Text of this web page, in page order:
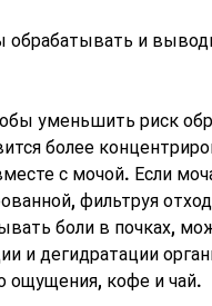
обрабатывать и
уменьшить риск
более
с мочой. Если
фильтруя
боли в почках,
и дегидратации
ощущения, кофе и чай.